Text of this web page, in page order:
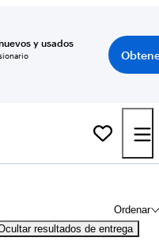
y usados
Ordenar
resultados de entrega